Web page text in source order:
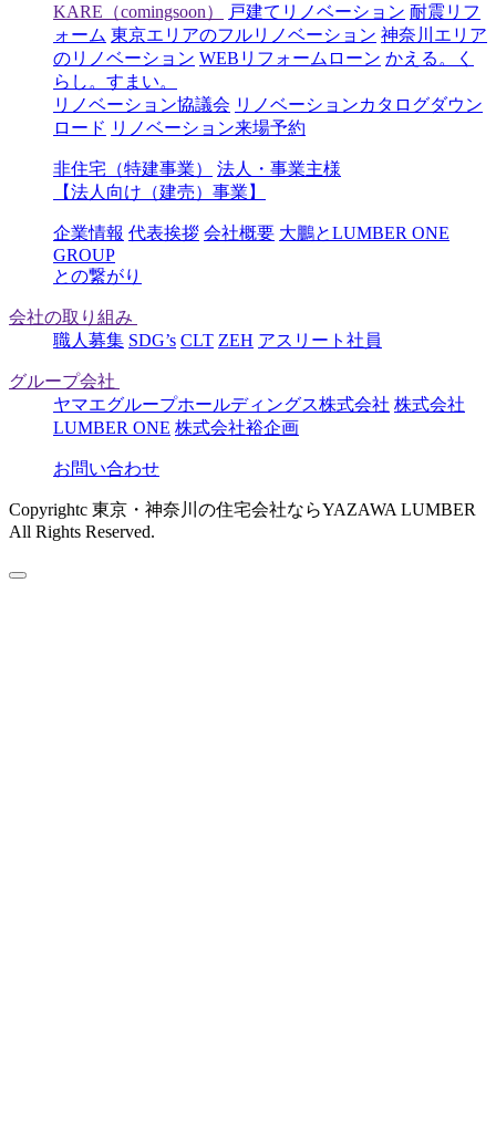
KARE（comingsoon）
戸建てリノベーション 耐震リフ
ォーム 東京エリアのフルリノベーション 神奈川エリア
のリノベーション WEBリフォームローン かえる。く
らし。すまい。
リノベーション協議会 リノベーションカタログダウン
ロード リノベーション来場予約
非住宅（特建事業）
法人・事業主様
【法人向け（建売）事業】
企業情報 代表挨拶 会社概要 大鵬とLUMBER ONE
GROUP
との繋がり
会社の取り組み
職人募集 SDG’s CLT ZEH アスリート社員
グループ会社
ヤマエグループホールディングス株式会社 株式会社
LUMBER ONE 株式会社裕企画
お問い合わせ
Copyrightc 東京・神奈川の住宅会社ならYAZAWA LUMBER
All Rights Reserved.